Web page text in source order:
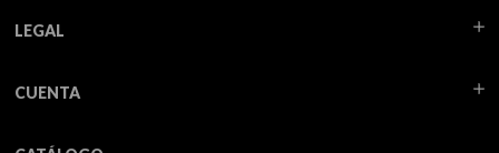
LEGAL
CUENTA